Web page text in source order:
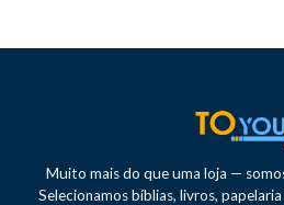
Muito mais do que uma loja —
Selecionamos bíblias, livros,